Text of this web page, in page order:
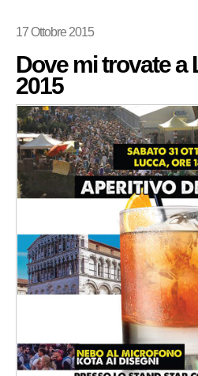
17 Ottobre 2015
Dove mi trovate a
2015